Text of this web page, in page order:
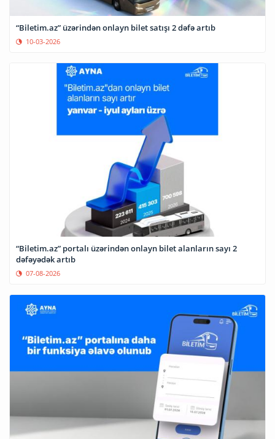
“Biletim.az” üzərindən onlayn bilet satışı 2 dəfə artıb
10-03-2026
“Biletim.az” portalı üzərindən onlayn bilet alanların sayı 2
dəfəyədək artıb
07-08-2026